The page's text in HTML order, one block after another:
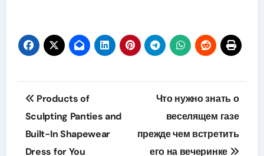
Post
navigation
Products of
Sculpting Panties and
Built-In Shapewear
Dress for You
Что нужно знать о
веселящем газе
прежде чем встретить
его на вечеринке